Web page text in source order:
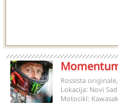
Rossista
Lokacija: Novi Sad
Motocikl: